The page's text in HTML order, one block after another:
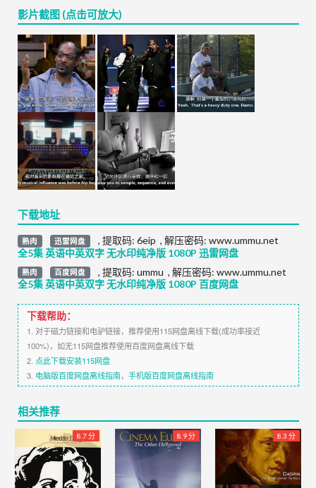
影片截图 (点击可放大)
下载地址
熟肉 迅雷网盘
全5集 英语中英双字 无水印纯净版 1080P 迅雷网盘
, 提取码: 6eip , 解压密码: www.ummu.net
熟肉 百度网盘
全5集 英语中英双字 无水印纯净版 1080P 百度网盘
, 提取码: ummu , 解压密码: www.ummu.net
下载帮助：
1. 对于磁力链接和电驴链接，推荐使用115网盘离线下载(成功率接近
100%)，如无115网盘推荐使用百度网盘离线下载
2. 点此下载安装115网盘
3. 电脑版百度网盘离线指南， 手机版百度网盘离线指南
相关推荐
8.7 分 8.9 分 8.3 分